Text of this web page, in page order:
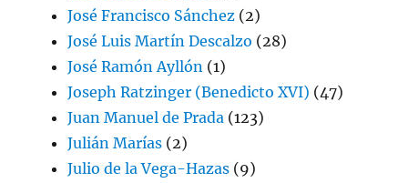
José Francisco Sánchez (2)
José Luis Martín Descalzo (28)
José Ramón Ayllón (1)
Joseph Ratzinger (Benedicto XVI) (47)
Juan Manuel de Prada (123)
Julián Marías (2)
Julio de la Vega-Hazas (9)